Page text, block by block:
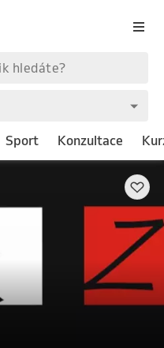
Sport Konzultace